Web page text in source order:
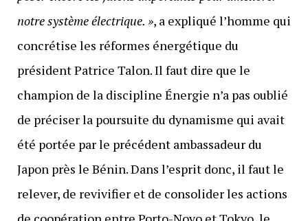
notre système électrique. », a expliqué l’homme qui
concrétise les réformes énergétique du
président Patrice Talon. Il faut dire que le
champion de la discipline Énergie n’a pas oublié
de préciser la poursuite du dynamisme qui avait
été portée par le précédent ambassadeur du
Japon près le Bénin. Dans l’esprit donc, il faut le
relever, de revivifier et de consolider les actions